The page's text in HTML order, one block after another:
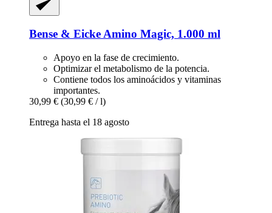
Bense & EickeAmino Magic, 1.000 ml
Apoyo en la fase de crecimiento.
Optimizar el metabolismo de la potencia.
Contiene todos los aminoácidos y vitaminas
importantes.
30,99 € (30,99 € / l)
Entrega hasta el 18 agosto